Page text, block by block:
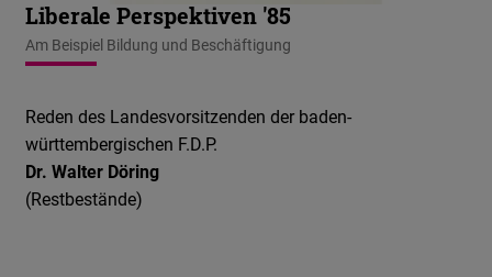
Liberale Perspektiven '85
Am Beispiel Bildung und Beschäftigung
Reden des Landesvorsitzenden der baden-
württembergischen F.D.P.
Dr. Walter Döring
(Restbestände)